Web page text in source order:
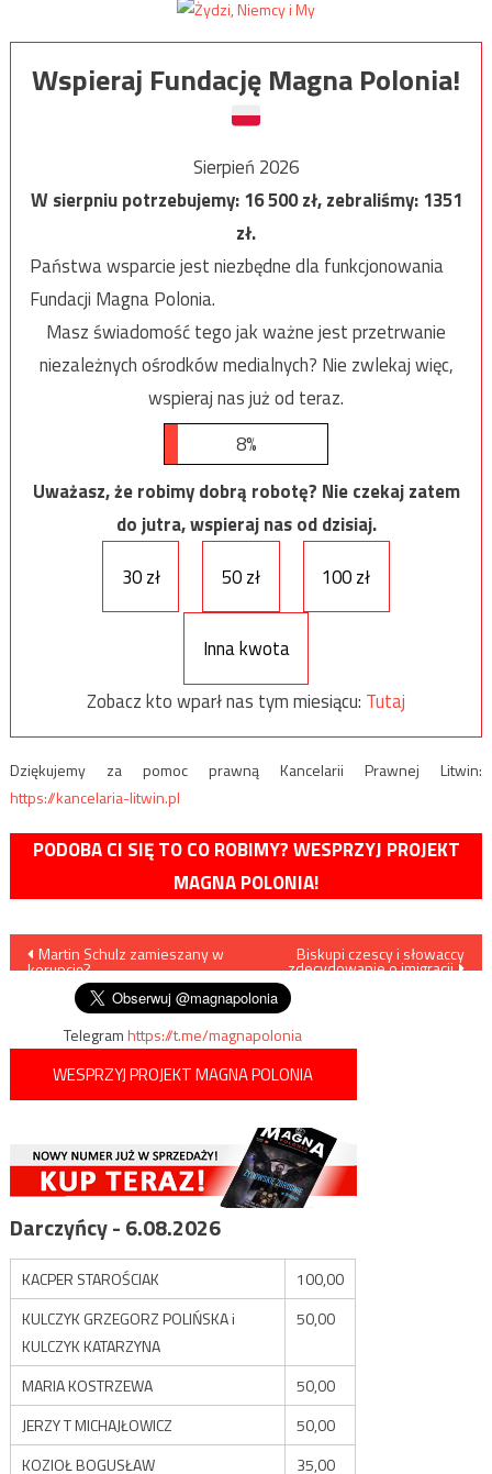
Wspieraj Fundację Magna Polonia!
Sierpień 2026
W sierpniu potrzebujemy:16 500zł, zebraliśmy:1351
zł.
Państwa wsparcie jest niezbędne dla funkcjonowania
Fundacji Magna Polonia.
Masz świadomość tego jak ważne jest przetrwanie
niezależnych ośrodków medialnych? Nie zwlekaj więc,
wspieraj nas już od teraz.
8%
Uważasz, że robimy dobrą robotę? Nie czekaj zatem
do jutra, wspieraj nas od dzisiaj.
30 zł
50 zł 100 zł
Inna kwota
Zobacz kto wparł nas tym miesiącu: Tutaj
Dziękujemy za pomoc prawną Kancelarii Prawnej Litwin:
https://kancelaria-litwin.pl
PODOBA CI SIĘ TO CO ROBIMY? WESPRZYJ PROJEKT
MAGNA POLONIA!
Nawigacja
wpisu
Martin Schulz zamieszany w
korupcję?
Biskupi czescy i słowaccy
zdecydowanie o imigracji
Telegramhttps://t.me/magnapolonia
WESPRZYJ PROJEKT MAGNA POLONIA
Darczyńcy - 6.08.2026
KACPER STAROŚCIAK
100,00
KULCZYK GRZEGORZ POLIŃSKA i
KULCZYK KATARZYNA
50,00
MARIA KOSTRZEWA
50,00
JERZY T MICHAJŁOWICZ
50,00
KOZIOŁ BOGUSŁAW
35,00